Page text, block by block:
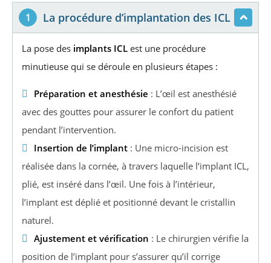
1 La procédure d’implantation des ICL
La pose des implants ICL est une procédure
minutieuse qui se déroule en plusieurs étapes :
Préparation et anesthésie : L’œil est anesthésié
avec des gouttes pour assurer le confort du patient
pendant l’intervention.
Insertion de l’implant : Une micro-incision est
réalisée dans la cornée, à travers laquelle l’implant ICL,
plié, est inséré dans l’œil. Une fois à l’intérieur,
l’implant est déplié et positionné devant le cristallin
naturel.
Ajustement et vérification : Le chirurgien vérifie la
position de l’implant pour s’assurer qu’il corrige